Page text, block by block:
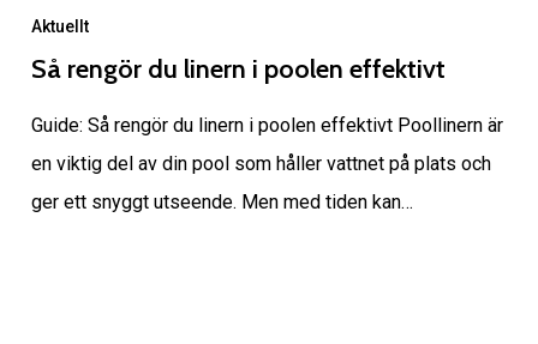
Aktuellt
Så rengör du linern i poolen effektivt
Guide: Så rengör du linern i poolen effektivt Poollinern är
en viktig del av din pool som håller vattnet på plats och
ger ett snyggt utseende. Men med tiden kan…